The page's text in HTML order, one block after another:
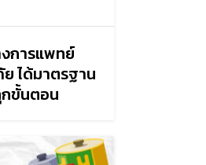
การแพทย์
ได้มาตรฐาน
ขั้นตอน